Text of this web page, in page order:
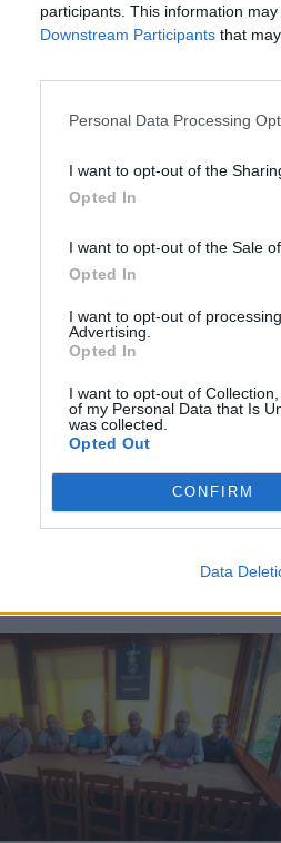
participants. This information
Downstream Participants that
Personal Data Processing
I want to opt-out of the
Opted In
I want to opt-out of the Sale
Opted In
I want to opt-out of
Advertising.
Opted In
I want to opt-out of
of my Personal Data that Is
was collected.
Opted Out
CONFIRM
Data
Székelyhon
ittasan hajtott háznak
egy csíkszeredai férfi